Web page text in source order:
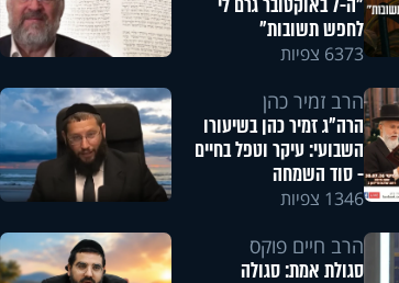
"ה-7 באוקטובר גרם לי
לחפש תשובות"
6373 צפיות
הרב זמיר כהן
הרה"ג זמיר כהן בשיעורו
השבועי: עיקר וטפל בחיים
- סוד השמחה
1346 צפיות
הרב חיים פוקס
סגולת אמת: סגולה